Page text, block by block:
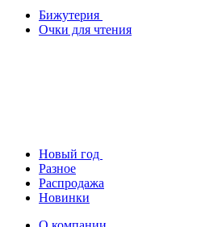
Бижутерия
Очки для чтения
Новый год
Разное
Распродажа
Новинки